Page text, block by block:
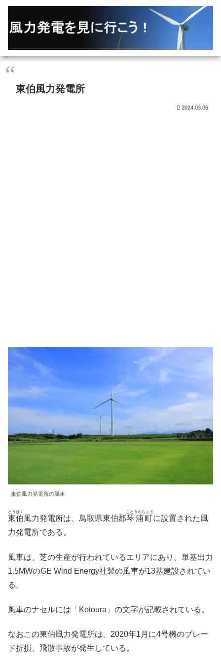
東伯風力発電所
2024.03.06
東伯風力発電所の風車
東伯
とうはく
風力発電所は、鳥取県東伯郡琴浦町
ことうらちょう
に設置された風
力発電所である。
風車は、芝の生産が行われているエリアにあり、単基出力
1.5MWのGE Wind Energy社製の風車が13基建設されてい
る。
風車のナセルには「Kotoura」の文字が記載されている。
なおこの東伯風力発電所は、2020年1月に4号機のブレー
ド折損、飛散事故が発生している。